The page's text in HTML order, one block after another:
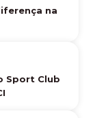
na
Sport Club